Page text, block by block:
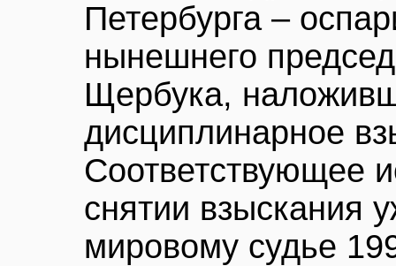
Петербурга –
нынешнего
Щербука,
дисциплинарное
Соответствующее
снятии взыскания
мировому судье